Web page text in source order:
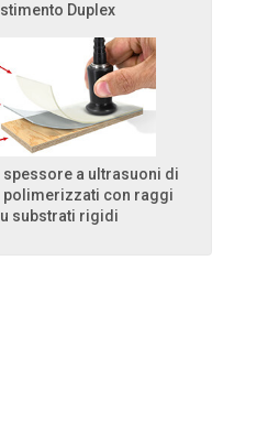
Duplex
a ultrasuoni di
polimerizzati con raggi
substrati rigidi